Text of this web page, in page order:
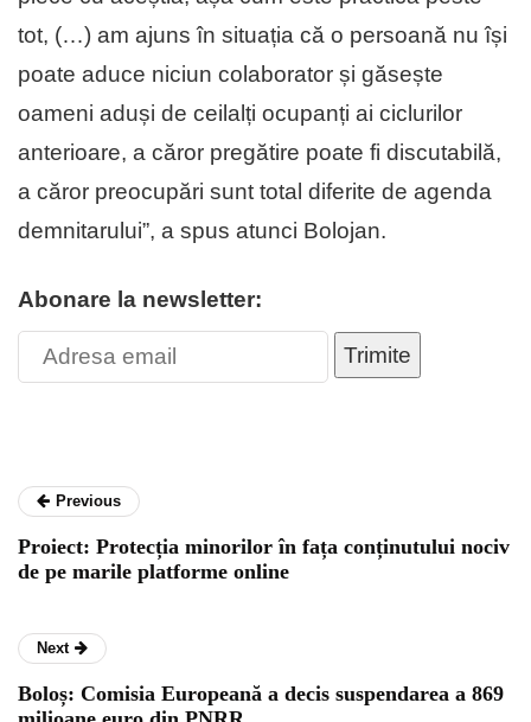
tot, (…) am ajuns în situația că o persoană nu își
poate aduce niciun colaborator și găsește
oameni aduși de ceilalți ocupanți ai ciclurilor
anterioare, a căror pregătire poate fi discutabilă,
a căror preocupări sunt total diferite de agenda
demnitarului”, a spus atunci Bolojan.
Abonare la newsletter:
Trimite
Previous
Proiect: Protecția minorilor în fața conținutului nociv
de pe marile platforme online
Next
Boloș: Comisia Europeană a decis suspendarea a 869